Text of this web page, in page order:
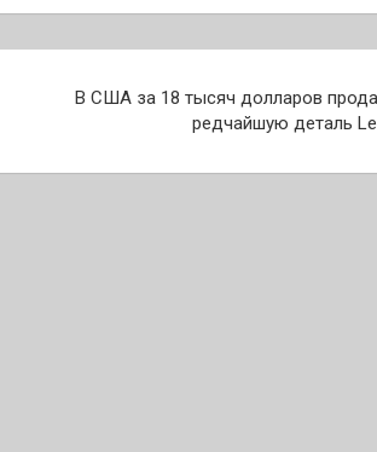
В США за 18 тысяч долларов
редчайшую деталь